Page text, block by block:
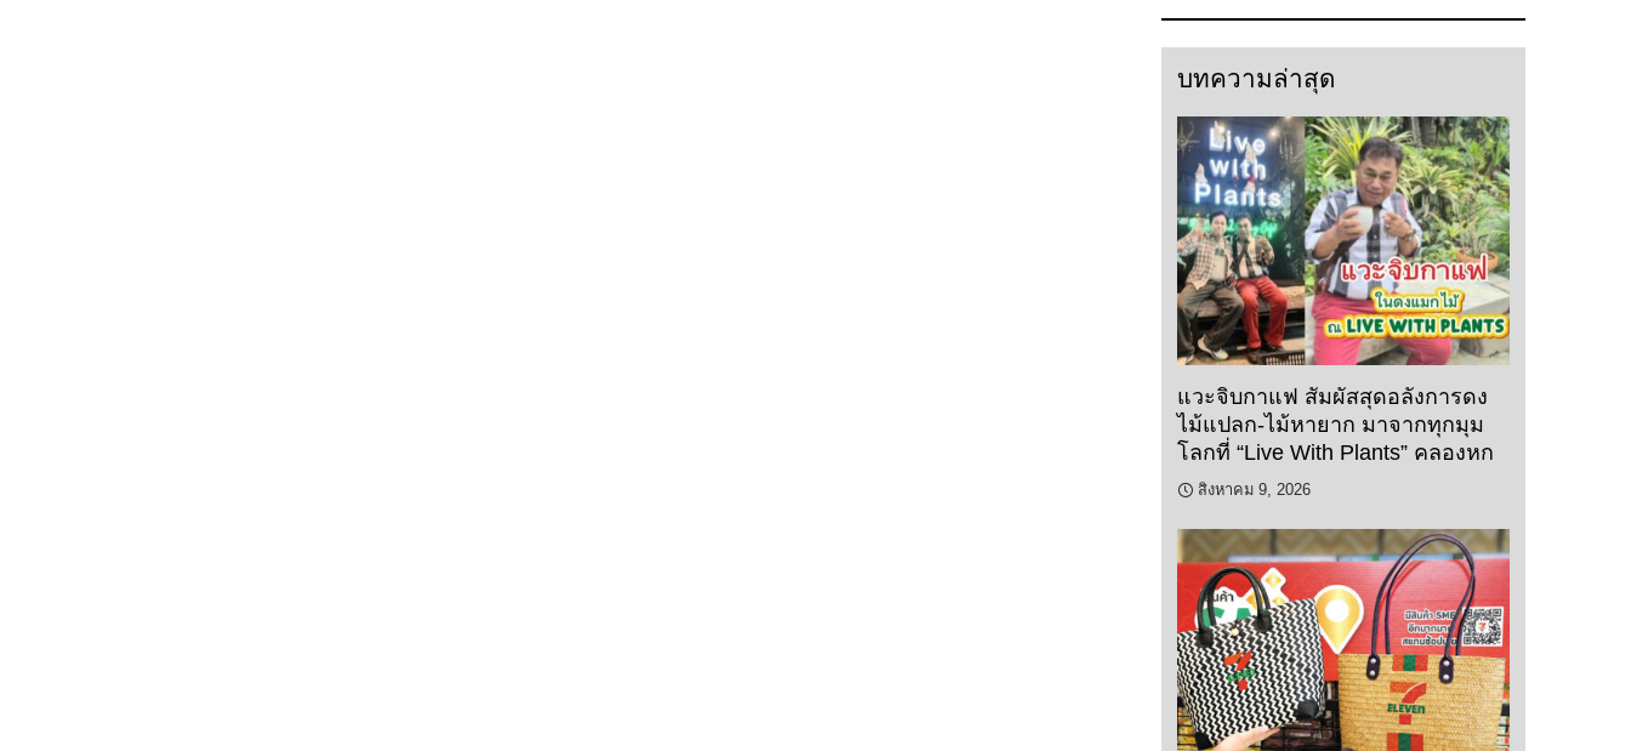
บทความล่าสุด
แวะจิบกาแฟ สัมผัสสุดอลังการดง
ไม้แปลก-ไม้หายาก มาจากทุกมุม
โลกที่ “Live With Plants” คลองหก
สิงหาคม 9, 2026